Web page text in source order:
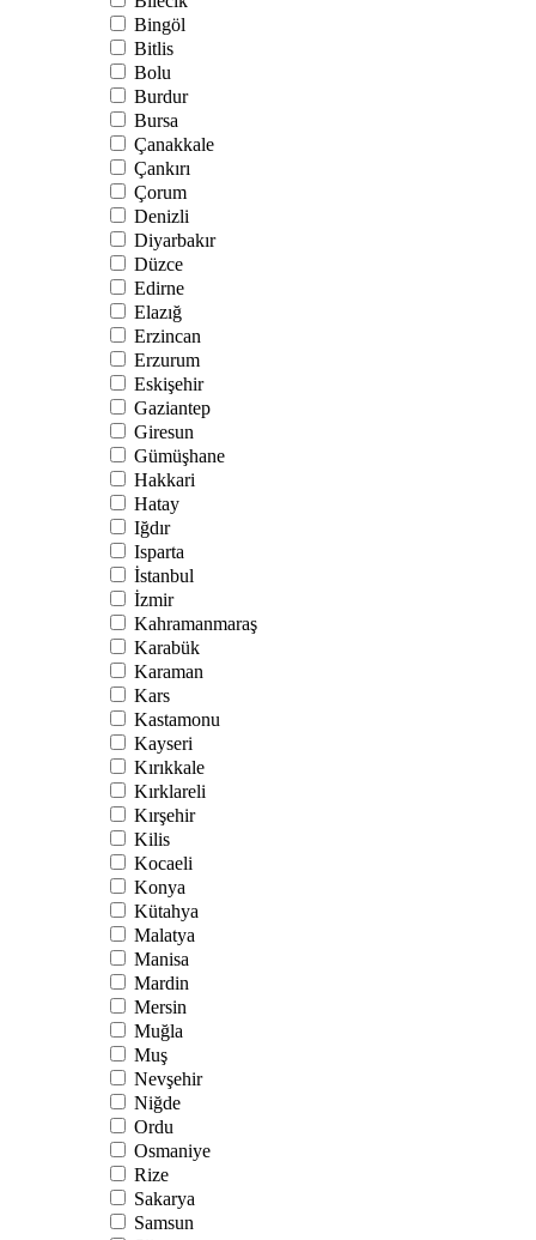
Bingöl
Bitlis
Bolu
Burdur
Bursa
Çanakkale
Çankırı
Çorum
Denizli
Diyarbakır
Düzce
Edirne
Elazığ
Erzincan
Erzurum
Eskişehir
Gaziantep
Giresun
Gümüşhane
Hakkari
Hatay
Iğdır
Isparta
İstanbul
İzmir
Kahramanmaraş
Karabük
Karaman
Kars
Kastamonu
Kayseri
Kırıkkale
Kırklareli
Kırşehir
Kilis
Kocaeli
Konya
Kütahya
Malatya
Manisa
Mardin
Mersin
Muğla
Muş
Nevşehir
Niğde
Ordu
Osmaniye
Rize
Sakarya
Samsun